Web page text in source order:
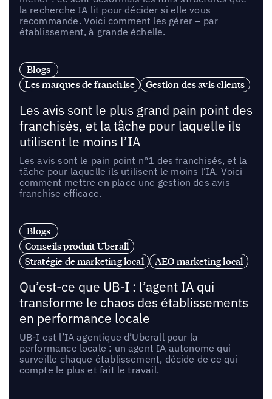
la recherche IA lit pour décider si elle vous
recommande. Voici comment les gérer – par
établissement, à grande échelle.
Blogs
Les marques de franchise
Gestion des avis clients
Les avis sont le plus grand pain point des
franchisés, et la tâche pour laquelle ils
utilisent le moins l’IA
Les avis sont le pain point n°1 des franchisés, et la
tâche pour laquelle ils utilisent le moins l’IA. Voici
comment mettre en place une gestion des avis
franchise efficace.
Blogs
Conseils produit Uberall
Stratégie de marketing local
AEO marketing local
Qu’est-ce que UB-I : l’agent IA qui
transforme le chaos des établissements
en performance locale
UB-I est l’IA agentique d’Uberall pour la
performance locale : un agent IA autonome qui
surveille chaque établissement, décide de ce qui
compte le plus et fait le travail.